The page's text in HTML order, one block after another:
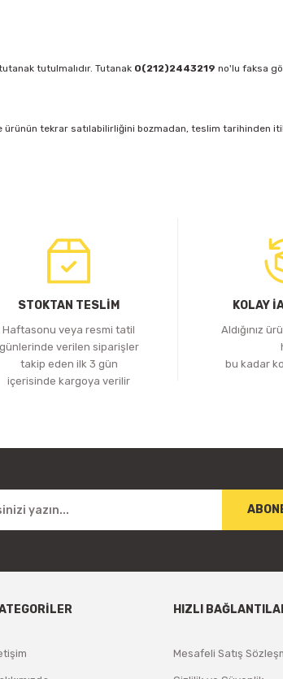
tutulmalıdır. Tutanak 0(212)2443219 no'lu faksa
ürünün tekrar satılabilirliğini bozmadan, teslim
STOKTAN TESLİM
Haftasonu veya resmi tatil
günlerinde verilen siparişler
takip eden ilk 3 gün
içerisinde kargoya verilir
KOLAY
Aldığınız
bu kadar
HIZLI
Mesafeli Satış